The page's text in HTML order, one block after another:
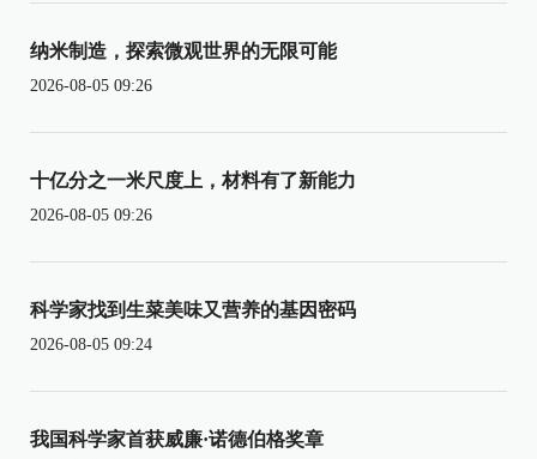
纳米制造，探索微观世界的无限可能
2026-08-05 09:26
十亿分之一米尺度上，材料有了新能力
2026-08-05 09:26
科学家找到生菜美味又营养的基因密码
2026-08-05 09:24
我国科学家首获威廉·诺德伯格奖章